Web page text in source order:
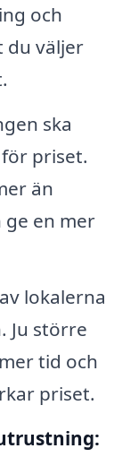
och
du väljer
ska
priset.
än
en mer
lokalerna
Ju större
tid och
priset.